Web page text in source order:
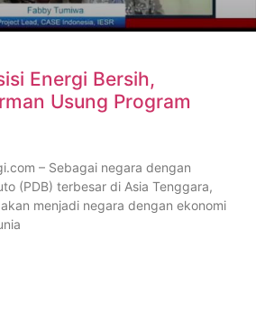
Energi Bersih,
Usung Program
– Sebagai negara dengan
(PDB) terbesar di Asia Tenggara,
menjadi negara dengan ekonomi